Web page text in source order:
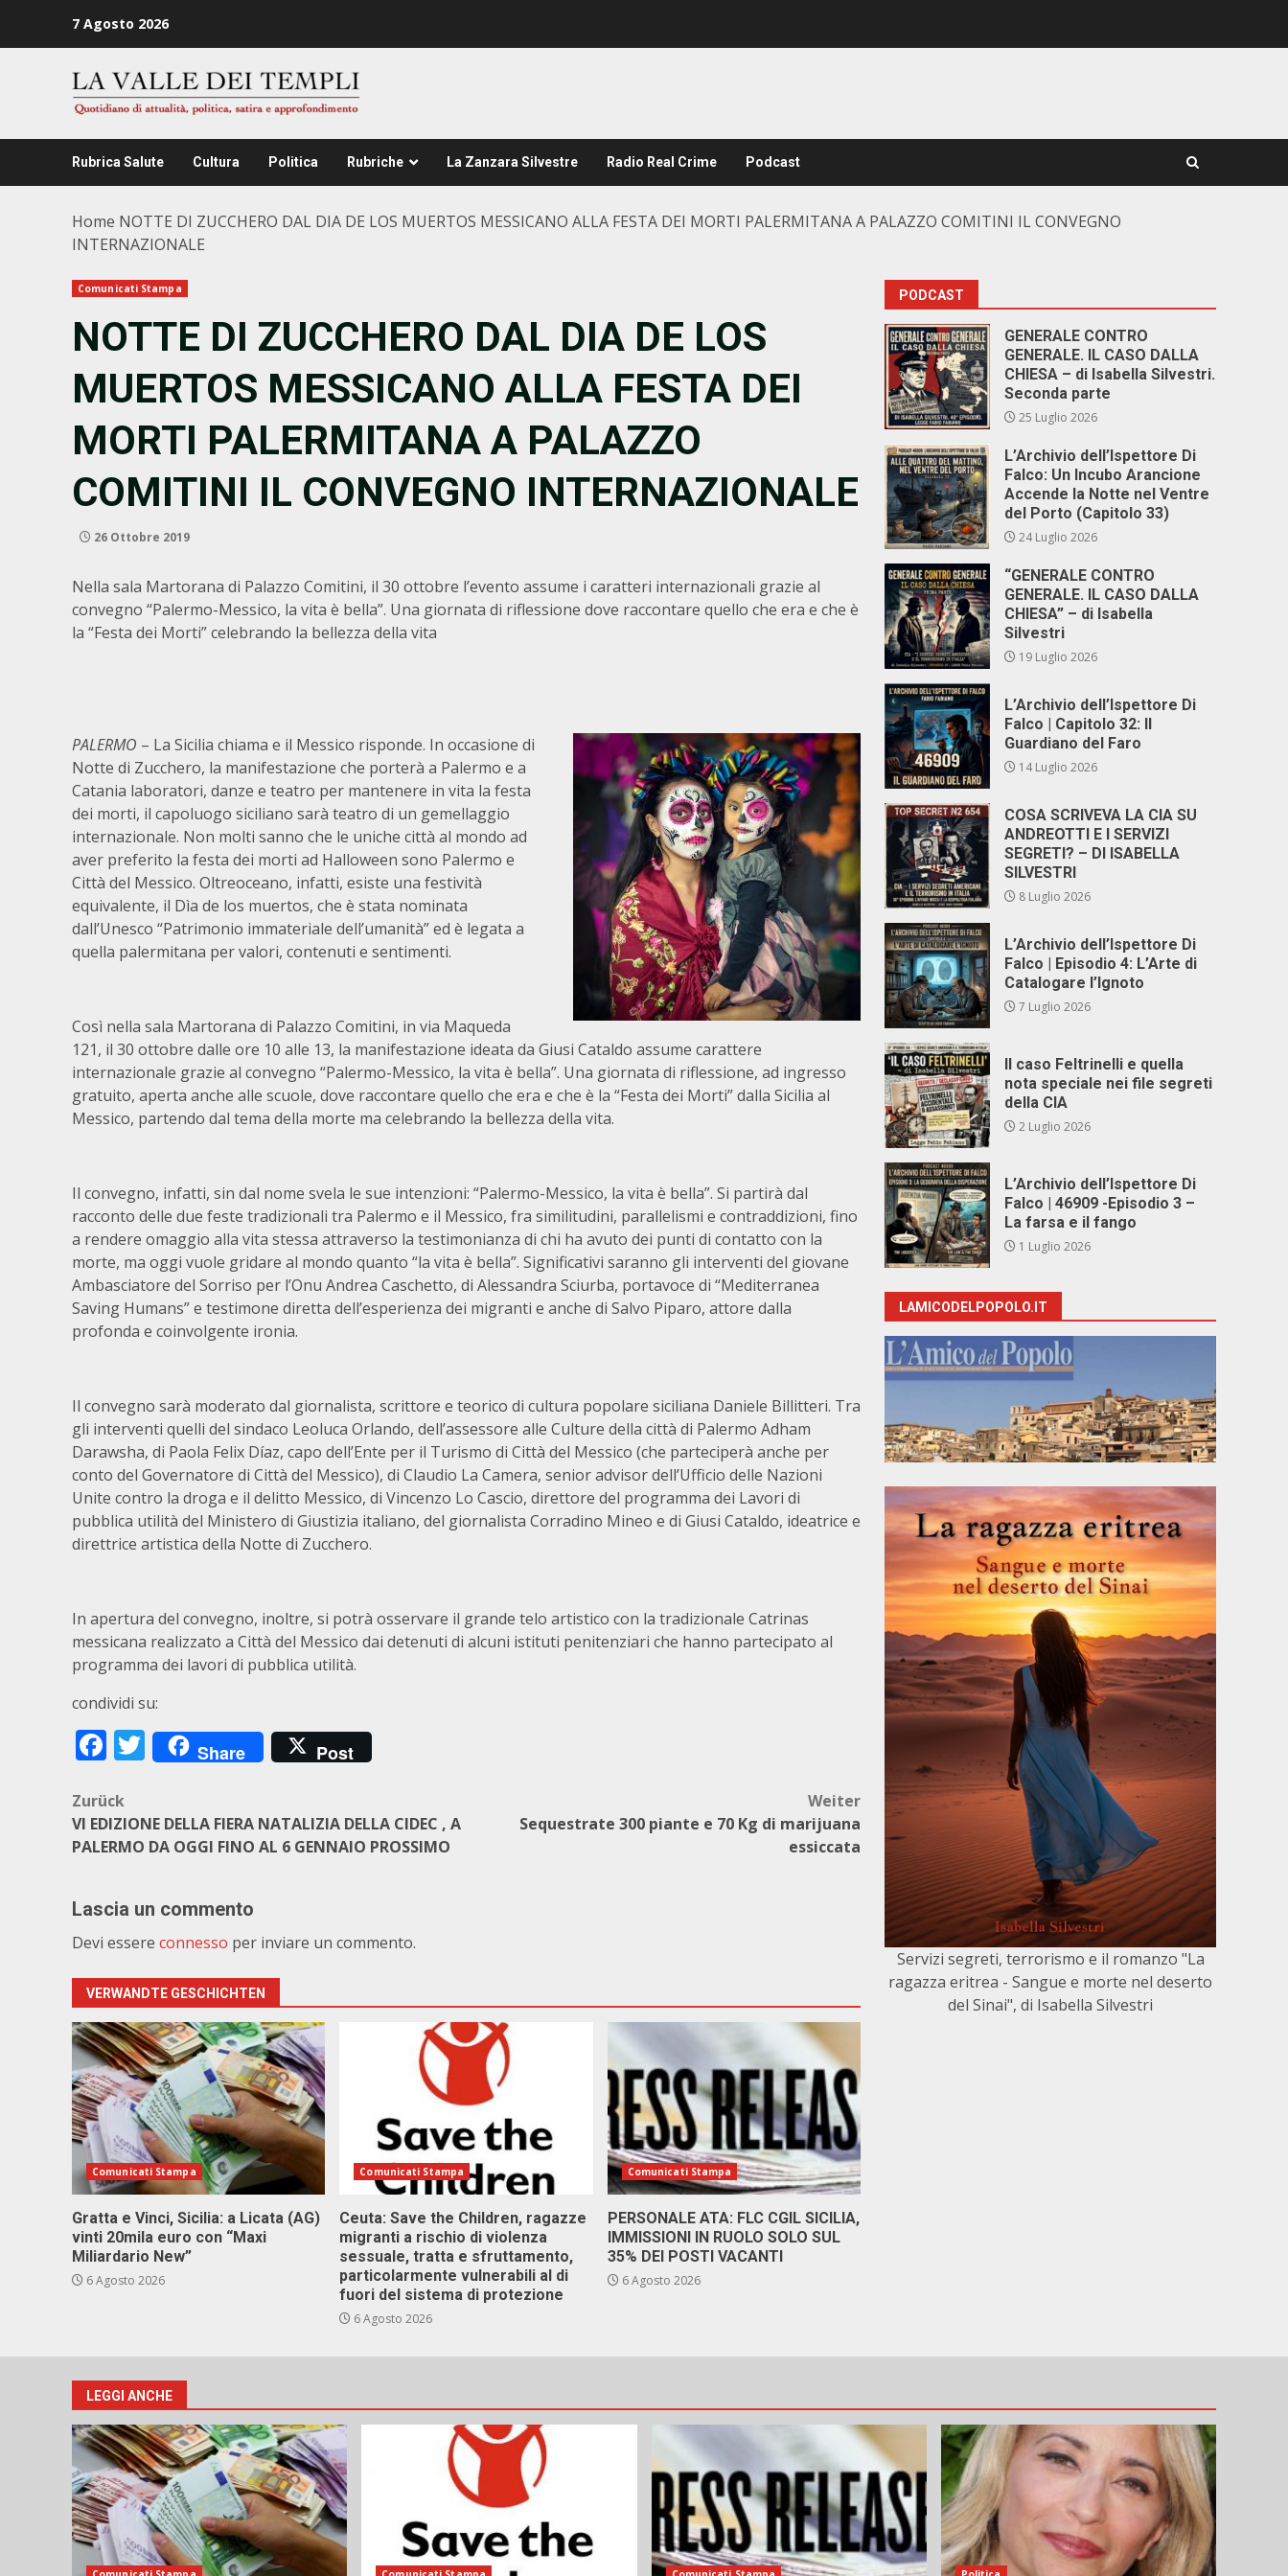
7 Agosto 2026
Rubrica Salute Cultura Politica Rubriche La Zanzara Silvestre Radio Real Crime Podcast
Home NOTTE DI ZUCCHERO DAL DIA DE LOS MUERTOS MESSICANO ALLA FESTA DEI MORTI PALERMITANA A PALAZZO COMITINI IL CONVEGNO
INTERNAZIONALE
Comunicati Stampa
NOTTE DI ZUCCHERO DAL DIA DE LOS
MUERTOS MESSICANO ALLA FESTA DEI
MORTI PALERMITANA A PALAZZO
COMITINI IL CONVEGNO INTERNAZIONALE
26 Ottobre 2019
Nella sala Martorana di Palazzo Comitini, il 30 ottobre l’evento assume i caratteri internazionali grazie al
convegno “Palermo-Messico, la vita è bella”. Una giornata di riflessione dove raccontare quello che era e che è
la “Festa dei Morti” celebrando la bellezza della vita
PALERMO – La Sicilia chiama e il Messico risponde. In occasione di
Notte di Zucchero, la manifestazione che porterà a Palermo e a
Catania laboratori, danze e teatro per mantenere in vita la festa
dei morti, il capoluogo siciliano sarà teatro di un gemellaggio
internazionale. Non molti sanno che le uniche città al mondo ad
aver preferito la festa dei morti ad Halloween sono Palermo e
Città del Messico. Oltreoceano, infatti, esiste una festività
equivalente, il Dìa de los muertos, che è stata nominata
dall’Unesco “Patrimonio immateriale dell’umanità” ed è legata a
quella palermitana per valori, contenuti e sentimenti.
Così nella sala Martorana di Palazzo Comitini, in via Maqueda
121, il 30 ottobre dalle ore 10 alle 13, la manifestazione ideata da Giusi Cataldo assume carattere
internazionale grazie al convegno “Palermo-Messico, la vita è bella”. Una giornata di riflessione, ad ingresso
gratuito, aperta anche alle scuole, dove raccontare quello che era e che è la “Festa dei Morti” dalla Sicilia al
Messico, partendo dal tema della morte ma celebrando la bellezza della vita.
Il convegno, infatti, sin dal nome svela le sue intenzioni: “Palermo-Messico, la vita è bella”. Si partirà dal
racconto delle due feste tradizionali tra Palermo e il Messico, fra similitudini, parallelismi e contraddizioni, fino
a rendere omaggio alla vita stessa attraverso la testimonianza di chi ha avuto dei punti di contatto con la
morte, ma oggi vuole gridare al mondo quanto “la vita è bella”. Significativi saranno gli interventi del giovane
Ambasciatore del Sorriso per l’Onu Andrea Caschetto, di Alessandra Sciurba, portavoce di “Mediterranea
Saving Humans” e testimone diretta dell’esperienza dei migranti e anche di Salvo Piparo, attore dalla
profonda e coinvolgente ironia.
Il convegno sarà moderato dal giornalista, scrittore e teorico di cultura popolare siciliana Daniele Billitteri. Tra
gli interventi quelli del sindaco Leoluca Orlando, dell’assessore alle Culture della città di Palermo Adham
Darawsha, di Paola Felix Díaz, capo dell’Ente per il Turismo di Città del Messico (che parteciperà anche per
conto del Governatore di Città del Messico), di Claudio La Camera, senior advisor dell’Ufficio delle Nazioni
Unite contro la droga e il delitto Messico, di Vincenzo Lo Cascio, direttore del programma dei Lavori di
pubblica utilità del Ministero di Giustizia italiano, del giornalista Corradino Mineo e di Giusi Cataldo, ideatrice e
direttrice artistica della Notte di Zucchero.
In apertura del convegno, inoltre, si potrà osservare il grande telo artistico con la tradizionale Catrinas
messicana realizzato a Città del Messico dai detenuti di alcuni istituti penitenziari che hanno partecipato al
programma dei lavori di pubblica utilità.
condividi su:
Facebook
Twitter
Share Post
Beitragsnavigation
Zurück
VI EDIZIONE DELLA FIERA NATALIZIA DELLA CIDEC , A
PALERMO DA OGGI FINO AL 6 GENNAIO PROSSIMO
Weiter
Sequestrate 300 piante e 70 Kg di marijuana
essiccata
Lascia un commento
Devi essere connesso per inviare un commento.
VERWANDTE GESCHICHTEN
Comunicati Stampa
Gratta e Vinci, Sicilia: a Licata (AG)
vinti 20mila euro con “Maxi
Miliardario New”
6 Agosto 2026
Comunicati Stampa
Ceuta: Save the Children, ragazze
migranti a rischio di violenza
sessuale, tratta e sfruttamento,
particolarmente vulnerabili al di
fuori del sistema di protezione
6 Agosto 2026
Comunicati Stampa
PERSONALE ATA: FLC CGIL SICILIA,
IMMISSIONI IN RUOLO SOLO SUL
35% DEI POSTI VACANTI
6 Agosto 2026
PODCAST
GENERALE CONTRO
GENERALE. IL CASO DALLA
CHIESA – di Isabella Silvestri.
Seconda parte
25 Luglio 2026
L’Archivio dell’Ispettore Di
Falco: Un Incubo Arancione
Accende la Notte nel Ventre
del Porto (Capitolo 33)
24 Luglio 2026
“GENERALE CONTRO
GENERALE. IL CASO DALLA
CHIESA” – di Isabella
Silvestri
19 Luglio 2026
L’Archivio dell’Ispettore Di
Falco | Capitolo 32: Il
Guardiano del Faro
14 Luglio 2026
COSA SCRIVEVA LA CIA SU
ANDREOTTI E I SERVIZI
SEGRETI? – DI ISABELLA
SILVESTRI
8 Luglio 2026
L’Archivio dell’Ispettore Di
Falco | Episodio 4: L’Arte di
Catalogare l’Ignoto
7 Luglio 2026
Il caso Feltrinelli e quella
nota speciale nei file segreti
della CIA
2 Luglio 2026
L’Archivio dell’Ispettore Di
Falco | 46909 -Episodio 3 –
La farsa e il fango
1 Luglio 2026
LAMICODELPOPOLO.IT
Servizi segreti, terrorismo e il romanzo "La
ragazza eritrea - Sangue e morte nel deserto
del Sinai", di Isabella Silvestri
LEGGI ANCHE